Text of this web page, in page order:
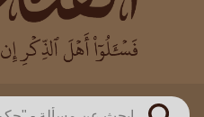
العالم
بن باز
بن العثيمين
اللجنة الدائمة